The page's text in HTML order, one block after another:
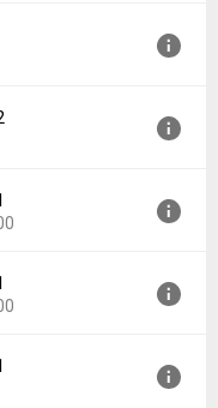
GMT+0000
GMT+0000
GMT+0000
GMT+0000